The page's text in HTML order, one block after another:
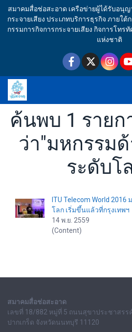
สมาคมสื่อช่อสะอาด เครือข่ายผู้ได้รับอนุ
กระจายเสียง ประเภทบริการธุรกิจ ภายใ
กรรมการกิจการกระจายเสียง กิจการโท
แห่งชาติ
ค้นพบ 1 รายก
ว่า"มหกรรม
ระดับโ
ITU Telecom World
โลก เริ่มขึ้นแล้วที่กรุงเทพฯ
14 พ.ย. 2559
(Content)
สมาคมสื่อช่อสะอาด
เลขที่ 18/882 หมู่ที่ 5 ถนนสุขาประชาสรร
ปากเกร็ด จังหวัดนนทบุรี 11120